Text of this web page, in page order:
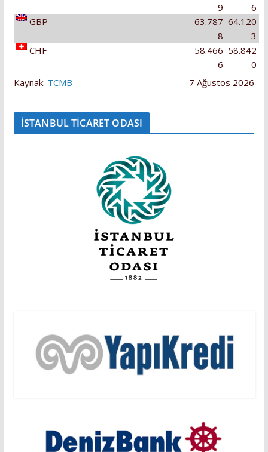
6
9
GBP
64.120
3
63.787
8
CHF
58.842
0
58.466
6
Kaynak: TCMB 7 Ağustos 2026
İSTANBUL TİCARET ODASI